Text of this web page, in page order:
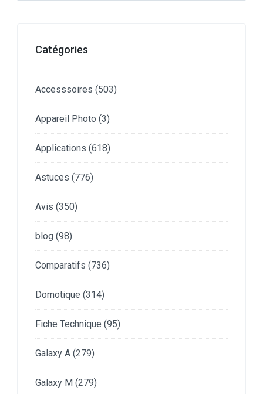
Catégories
Accesssoires (503)
Appareil Photo (3)
Applications (618)
Astuces (776)
Avis (350)
blog (98)
Comparatifs (736)
Domotique (314)
Fiche Technique (95)
Galaxy A (279)
Galaxy M (279)